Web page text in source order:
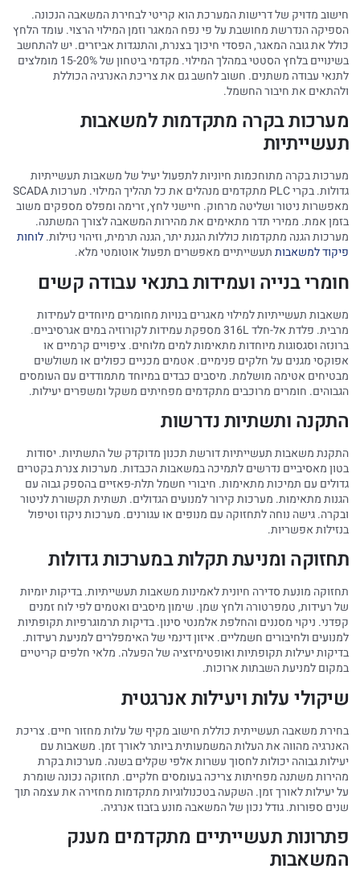
חישוב מדויק של דרישות המערכת הוא קריטי לבחירת המשאבה הנכונה.
הספיקה הנדרשת מחושבת על פי נפח המאגר וזמן המילוי הרצוי. עומד הלחץ
כולל את גובה המאגר, הפסדי חיכוך בצנרת, והתנגדות אביזרים. יש להתחשב
בשינויים בלחץ הסטטי במהלך המילוי. מקדמי ביטחון של 15-20% מומלצים
לתנאי עבודה משתנים. חשוב לחשב גם את צריכת האנרגיה הכוללת
ולהתאים את חיבור החשמל.
מערכות בקרה מתקדמות למשאבות
תעשייתיות
מערכות בקרה מתוחכמות חיוניות לתפעול יעיל של משאבות תעשייתיות
גדולות. בקרי PLC מתקדמים מנהלים את כל תהליך המילוי. מערכות SCADA
מאפשרות ניטור ושליטה מרחוק. חיישני לחץ, זרימה ומפלס מספקים משוב
בזמן אמת. ממירי תדר מתאימים את מהירות המשאבה לצורך המשתנה.
מערכות הגנה מתקדמות כוללות הגנת יתר, הגנה תרמית, וזיהוי נזילות.לוחות
פיקוד למשאבותתעשייתיים מאפשרים תפעול אוטומטי מלא.
חומרי בנייה ועמידות בתנאי עבודה קשים
משאבות תעשייתיות למילוי מאגרים בנויות מחומרים מיוחדים לעמידות
מרבית. פלדת אל-חלד 316L מספקת עמידות לקורוזיה במים אגרסיביים.
ברונזה וסגסוגות מיוחדות מתאימות למים מלוחים. ציפויים קרמיים או
אפוקסי מגנים על חלקים פנימיים. אטמים מכניים כפולים או משולשים
מבטיחים אטימה מושלמת. מיסבים כבדים במיוחד מתמודדים עם העומסים
הגבוהים. חומרים מרוכבים מתקדמים מפחיתים משקל ומשפרים יעילות.
התקנה ותשתיות נדרשות
התקנת משאבות תעשייתיות דורשת תכנון מדוקדק של התשתיות. יסודות
בטון מאסיביים נדרשים לתמיכה במשאבות הכבדות. מערכות צנרת בקטרים
גדולים עם תמיכות מתאימות. חיבורי חשמל תלת-פאזיים בהספק גבוה עם
הגנות מתאימות. מערכות קירור למנועים הגדולים. תשתית תקשורת לניטור
ובקרה. גישה נוחה לתחזוקה עם מנופים או עגורנים. מערכות ניקוז וטיפול
בנזילות אפשריות.
תחזוקה ומניעת תקלות במערכות גדולות
תחזוקה מונעת סדירה חיונית לאמינות משאבות תעשייתיות. בדיקות יומיות
של רעידות, טמפרטורה ולחץ שמן. שימון מיסבים ואטמים לפי לוח זמנים
קפדני. ניקוי מסננים והחלפת אלמנטי סינון. בדיקות תרמוגרפיות תקופתיות
למנועים ולחיבורים חשמליים. איזון דינמי של האימפלרים למניעת רעידות.
בדיקות יעילות תקופתיות ואופטימיזציה של הפעלה. מלאי חלפים קריטיים
במקום למניעת השבתות ארוכות.
שיקולי עלות ויעילות אנרגטית
בחירת משאבה תעשייתית כוללת חישוב מקיף של עלות מחזור חיים. צריכת
האנרגיה מהווה את העלות המשמעותית ביותר לאורך זמן. משאבות עם
יעילות גבוהה יכולות לחסוך עשרות אלפי שקלים בשנה. מערכות בקרת
מהירות משתנה מפחיתות צריכה בעומסים חלקיים. תחזוקה נכונה שומרת
על יעילות לאורך זמן. השקעה בטכנולוגיות מתקדמות מחזירה את עצמה תוך
שנים ספורות. גודל נכון של המשאבה מונע בזבוז אנרגיה.
פתרונות תעשייתיים מתקדמים מענק
המשאבות